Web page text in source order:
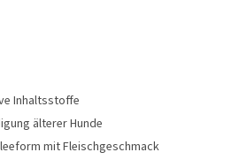
Inhaltsstoffe
älterer Hunde
mit Fleischgeschmack